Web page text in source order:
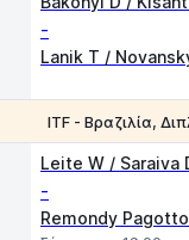
-
Lanik T /
ITF - Βραζιλία,
Leite W / Saraiva
-
Remondy